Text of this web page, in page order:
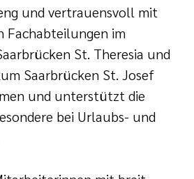
und vertrauensvoll mit
Fachabteilungen im
St. Theresia und
Saarbrücken St. Josef
und unterstützt die
bei Urlaubs- und